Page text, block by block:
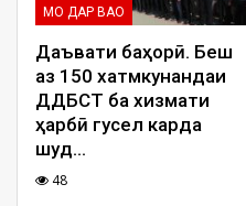
МО ДАР ВАО
Даъвати баҳорӣ. Беш
аз 150 хатмкунандаи
ДДҲБСТ ба хизмати
ҳарбӣ гусел карда
шуд…
48